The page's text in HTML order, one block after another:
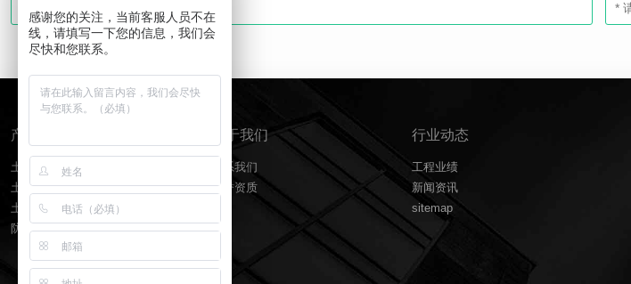
产品分类
土工膜
土工布
土工格栅
防水板排水网
关于我们
联系我们
荣誉资质
行业动态
工程业绩
新闻资讯
sitemap
感谢您的关注，当前客服人员不在
线，请填写一下您的信息，我们会
尽快和您联系。